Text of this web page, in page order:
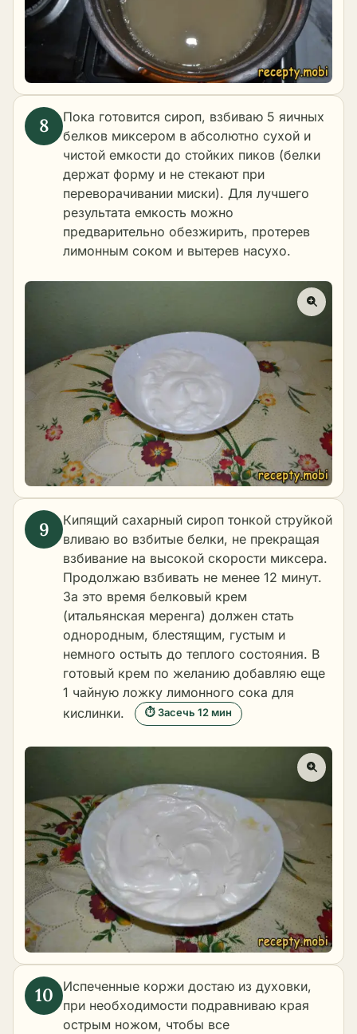
Пока готовится сироп, взбиваю 5 яичных
белков миксером в абсолютно сухой и
чистой емкости до стойких пиков (белки
держат форму и не стекают при
переворачивании миски). Для лучшего
результата емкость можно
предварительно обезжирить, протерев
лимонным соком и вытерев насухо.
Кипящий сахарный сироп тонкой струйкой
вливаю во взбитые белки, не прекращая
взбивание на высокой скорости миксера.
Продолжаю взбивать не менее 12 минут.
За это время белковый крем
(итальянская меренга) должен стать
однородным, блестящим, густым и
немного остыть до теплого состояния. В
готовый крем по желанию добавляю еще
1 чайную ложку лимонного сока для
кислинки.
⏱ Засечь 12 мин
Испеченные коржи достаю из духовки,
при необходимости подравниваю края
острым ножом, чтобы все